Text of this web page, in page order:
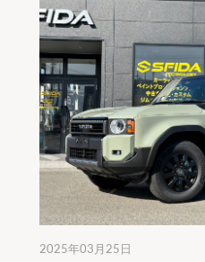
2025年03月25日